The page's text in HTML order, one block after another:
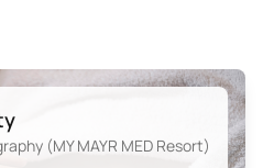
(MY MAYR MED Resort)